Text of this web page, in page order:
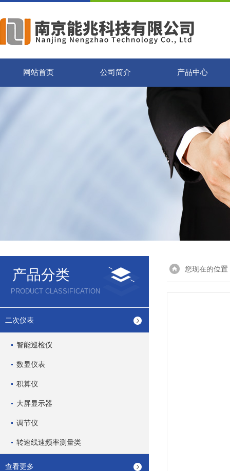
网站首页 公司简介 产品中心
产品分类
PRODUCT CLASSIFICATION
二次仪表
智能巡检仪
数显仪表
积算仪
大屏显示器
调节仪
转速线速频率测量类
查看更多
您现在的位置